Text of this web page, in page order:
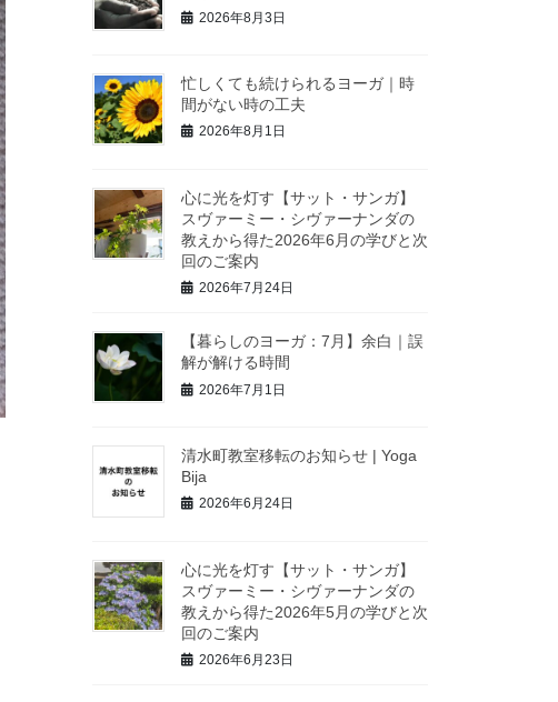
2026年8月3日
忙しくても続けられるヨーガ｜時
間がない時の工夫
2026年8月1日
心に光を灯す【サット・サンガ】
スヴァーミー・シヴァーナンダの
教えから得た2026年6月の学びと次
回のご案内
2026年7月24日
【暮らしのヨーガ：7月】余白｜誤
解が解ける時間
2026年7月1日
清水町教室移転のお知らせ | Yoga
Bija
2026年6月24日
心に光を灯す【サット・サンガ】
スヴァーミー・シヴァーナンダの
教えから得た2026年5月の学びと次
回のご案内
2026年6月23日